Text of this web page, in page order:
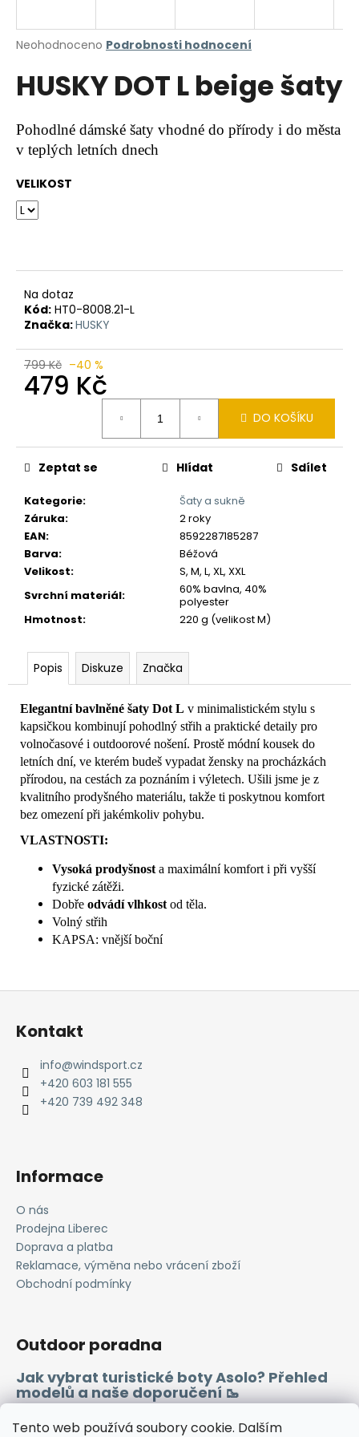
Tento web používá soubory cookie. Dalším
Průměrné
produktu
je
z
5
hvězdiček.
Neohodnoceno Podrobnosti hodnocení
HUSKY DOT L beige šaty
Pohodlné dámské šaty vhodné do přírody i do města
v teplých letních dnech
VELIKOST
Na dotaz
Kód: HT0-8008.21-L
Značka:HUSKY
799 Kč –40 %
479 Kč
DO KOŠÍKU
Kategorie:
Šaty a sukně
Záruka:
2 roky
EAN:
8592287185287
Barva:
Béžová
Velikost:
S, M, L, XL, XXL
Svrchní materiál:
60% bavlna, 40%
polyester
Hmotnost: 220 g (velikost M)
Zeptat se Hlídat Sdílet
Popis Diskuze Značka
Elegantní bavlněné šaty Dot L v minimalistickém stylu s
kapsičkou kombinují pohodlný střih a praktické detaily pro
volnočasové i outdoorové nošení. Prostě módní kousek do
letních dní, ve kterém budeš vypadat žensky na procházkách
přírodou, na cestách za poznáním i výletech. Ušili jsme je z
kvalitního prodyšného materiálu, takže ti poskytnou komfort
bez omezení při jakémkoliv pohybu.
VLASTNOSTI:
Vysoká prodyšnost a maximální komfort i při vyšší
fyzické zátěži.
Dobře odvádí vlhkost od těla.
Volný střih
KAPSA: vnější boční
j
t
?
o
p
o
u
č
e
Z
Kontakt
info@windsport.cz
+420 603 181 555
+420 739 492 348
Informace
O nás
Prodejna Liberec
Doprava a platba
Reklamace, výměna nebo vrácení zboží
Obchodní podmínky
Outdoor poradna
Jak vybrat turistické boty Asolo? Přehled
modelů a naše doporučení 🥾